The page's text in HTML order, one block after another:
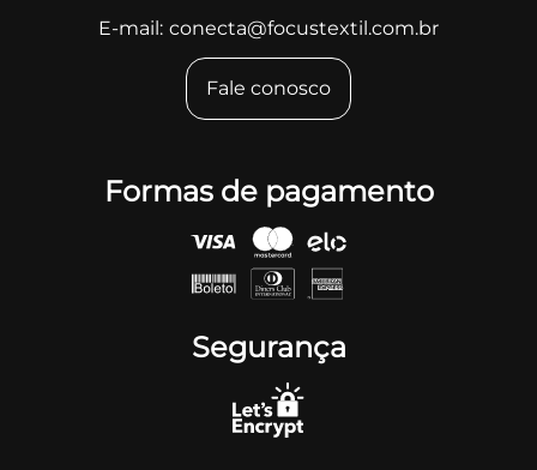
E-mail: conecta@focustextil.com.br
Fale conosco
Formas de pagamento
Segurança